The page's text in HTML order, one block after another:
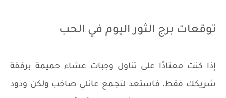
توقعات برج الثور اليوم في الحب
إذا كنت معتادًا على تناول وجبات عشاء حميمة برفقة
شريكك فقط، فاستعد لتجمع عائلي صاخب ولكن ودود